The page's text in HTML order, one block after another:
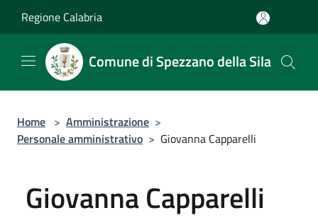
Regione Calabria
Comune di Spezzano della Sila
Home > Amministrazione >
Personale amministrativo > Giovanna Capparelli
Giovanna Capparelli